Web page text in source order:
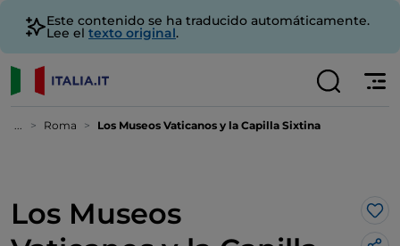
Este contenido se ha traducido automáticamente.
Lee el texto original.
... Roma Los Museos Vaticanos y la Capilla Sixtina
Los Museos
Me